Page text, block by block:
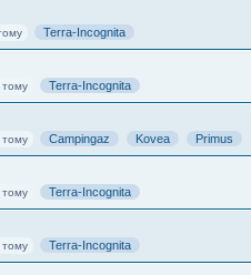
Terra-Incognita
тому Terra-Incognita
тому Campingaz Kovea Primus
тому Terra-Incognita
тому Terra-Incognita